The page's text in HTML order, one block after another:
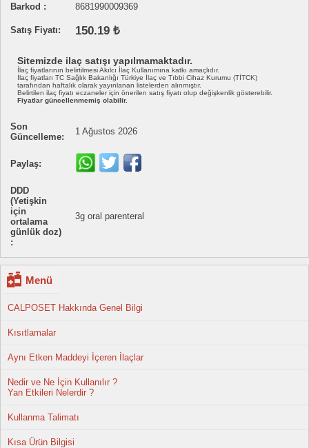
Barkod :
8681990009369
Satış Fiyatı: 150.19 ₺
Sitemizde ilaç satışı yapılmamaktadır.
İlaç fiyatlarının belirtilmesi Akılcı İlaç Kullanımına katkı amaçlıdır.
İlaç fiyatları TC Sağlık Bakanlığı Türkiye İlaç ve Tıbbi Cihaz Kurumu (TİTCK)
tarafından haftalık olarak yayınlanan listelerden alınmıştır.
Belirtilen ilaç fiyatı eczaneler için önerilen satış fiyatı olup değişkenlik gösterebilir.
Fiyatlar güncellenmemiş olabilir.
Son
Güncelleme:
1 Ağustos 2026
Paylaş:
DDD
(Yetişkin
için
ortalama
günlük doz)
:
3g oral parenteral
Menü
CALPOSET Hakkında Genel Bilgi
Kısıtlamalar
Aynı Etken Maddeyi İçeren İlaçlar
Nedir ve Ne İçin Kullanılır ?
Yan Etkileri Nelerdir ?
Kullanma Talimatı
Kısa Ürün Bilgisi